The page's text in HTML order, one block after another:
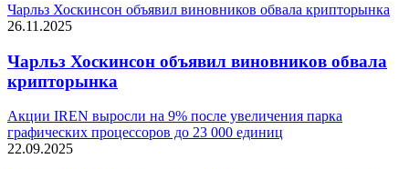
Чарльз Хоскинсон объявил виновников обвала крипторынка
26.11.2025
Чарльз Хоскинсон объявил виновников обвала
крипторынка
Акции IREN выросли на 9% после увеличения парка
графических процессоров до 23 000 единиц
22.09.2025